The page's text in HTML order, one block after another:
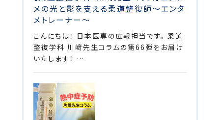
メの光と影を支える柔道整復師～エンタ
メトレーナー～
こんにちは！ 日本医専の広報担当です。 柔道
整復学科 川﨑先生コラムの第66弾をお届け
いたします！ …